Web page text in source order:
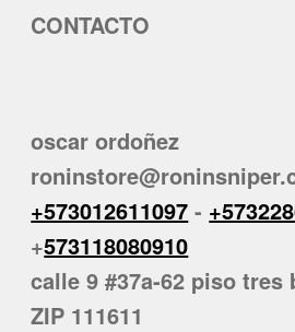
CONTACTO
oscar ordoñez
+573012611097 -
+573118080910
calle 9 #37a-62 piso tres
ZIP 111611